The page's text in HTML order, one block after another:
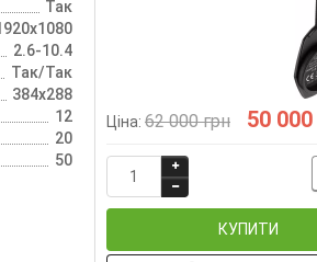
Так
2.6-10.4
Так/Так
384х288
12
20
50
Ціна: 62 000 грн 50 000
КУПИТИ